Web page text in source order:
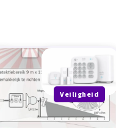
Veiligheid
Draadloos